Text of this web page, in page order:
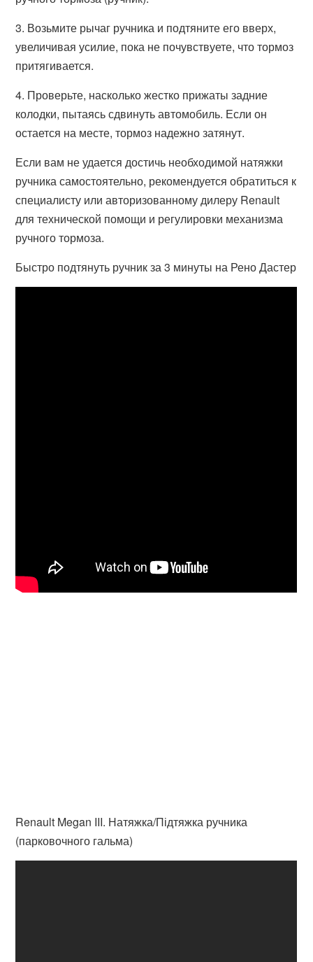
3. Возьмите рычаг ручника и подтяните его вверх,
увеличивая усилие, пока не почувствуете, что тормоз
притягивается.
4. Проверьте, насколько жестко прижаты задние
колодки, пытаясь сдвинуть автомобиль. Если он
остается на месте, тормоз надежно затянут.
Если вам не удается достичь необходимой натяжки
ручника самостоятельно, рекомендуется обратиться к
специалисту или авторизованному дилеру Renault
для технической помощи и регулировки механизма
ручного тормоза.
Быстро подтянуть ручник за 3 минуты на Рено Дастер
Renault Megan III. Натяжка/Підтяжка ручника
(парковочного гальма)